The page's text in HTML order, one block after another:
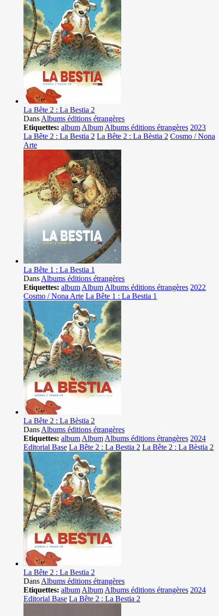
La Bête 2 : La Bestia 2
Dans Albums éditions étrangères
Etiquettes: album Album Albums éditions étrangères 2023
La Bête 2 : La Bestia 2 La Bête 2 : La Bèstia 2 Cosmo / Nona
Arte
La Bête 1 : La Bestia 1
Dans Albums éditions étrangères
Etiquettes: album Album Albums éditions étrangères 2022
Cosmo / Nona Arte La Bête 1 : La Bestia 1
La Bête 2 : La Bèstia 2
Dans Albums éditions étrangères
Etiquettes: album Album Albums éditions étrangères 2024
Editorial Base La Bête 2 : La Bestia 2 La Bête 2 : La Bèstia 2
La Bête 2 : La Bestia 2
Dans Albums éditions étrangères
Etiquettes: album Album Albums éditions étrangères 2024
Editorial Base La Bête 2 : La Bestia 2